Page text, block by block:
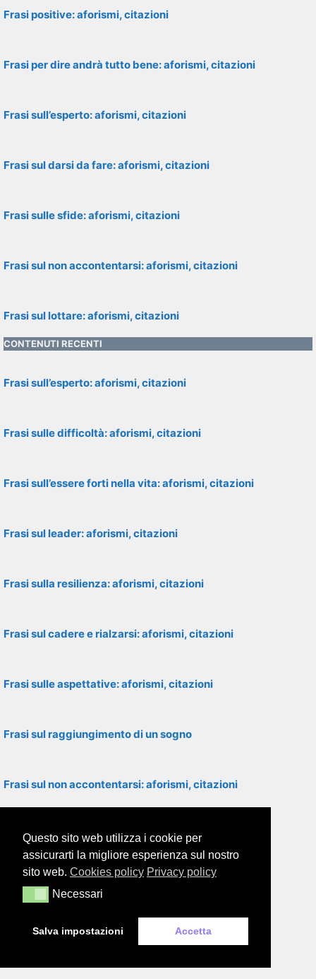
Frasi positive: aforismi, citazioni
Frasi per dire andrà tutto bene: aforismi, citazioni
Frasi sull’esperto: aforismi, citazioni
Frasi sul darsi da fare: aforismi, citazioni
Frasi sulle sfide: aforismi, citazioni
Frasi sul non accontentarsi: aforismi, citazioni
Frasi sul lottare: aforismi, citazioni
CONTENUTI RECENTI
Frasi sull’esperto: aforismi, citazioni
Frasi sulle difficoltà: aforismi, citazioni
Frasi sull’essere forti nella vita: aforismi, citazioni
Frasi sul leader: aforismi, citazioni
Frasi sulla resilienza: aforismi, citazioni
Frasi sul cadere e rialzarsi: aforismi, citazioni
Frasi sulle aspettative: aforismi, citazioni
Frasi sul raggiungimento di un sogno
Frasi sul non accontentarsi: aforismi, citazioni
Frasi sui sogni: aforismi, citazioni
Frasi motivazionali: aforismi, citazioni
Frasi sulla lotta: aforismi, citazioni
Questo sito web utilizza i cookie per
assicurarti la migliore esperienza sul nostro
sito web. Cookies policy Privacy policy
NecessariNecessari
Salva impostazioni Accetta